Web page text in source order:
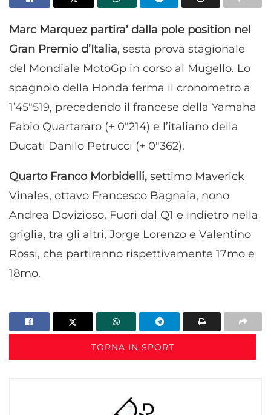
Marc Marquez partira’ dalla pole position nel
Gran Premio d’Italia, sesta prova stagionale
del Mondiale MotoGp in corso al Mugello. Lo
spagnolo della Honda ferma il cronometro a
1’45"519, precedendo il francese della Yamaha
Fabio Quartararo (+ 0"214) e l’italiano della
Ducati Danilo Petrucci (+ 0"362).
Quarto Franco Morbidelli, settimo Maverick
Vinales, ottavo Francesco Bagnaia, nono
Andrea Dovizioso. Fuori dal Q1 e indietro nella
griglia, tra gli altri, Jorge Lorenzo e Valentino
Rossi, che partiranno rispettivamente 17mo e
18mo.
TORNA IN SPORT